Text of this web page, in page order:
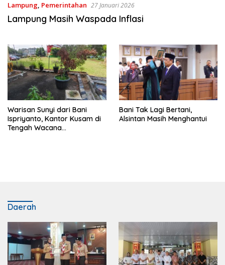
Lampung, Pemerintahan 27 Januari 2026
Lampung Masih Waspada Inflasi
Warisan Sunyi dari Bani
Ispriyanto, Kantor Kusam di
Tengah Wacana
Bani Tak Lagi Bertani,
Alsintan Masih Menghantui
Daerah